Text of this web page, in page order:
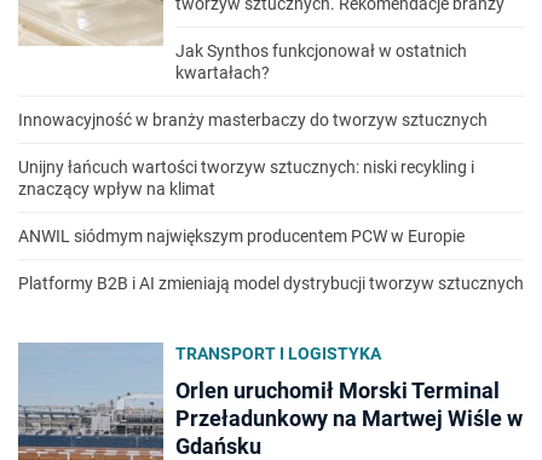
Jak Synthos funkcjonował w ostatnich
kwartałach?
Innowacyjność w branży masterbaczy do tworzyw sztucznych
Unijny łańcuch wartości tworzyw sztucznych: niski recykling i
znaczący wpływ na klimat
ANWIL siódmym największym producentem PCW w Europie
Platformy B2B i AI zmieniają model dystrybucji tworzyw sztucznych
TRANSPORT I LOGISTYKA
Orlen uruchomił Morski Terminal
Przeładunkowy na Martwej Wiśle w
Gdańsku